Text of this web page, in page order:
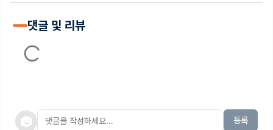
댓글 및 리뷰
등록